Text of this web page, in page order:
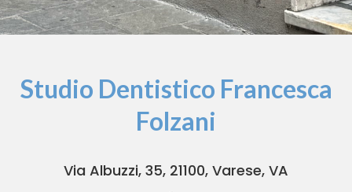
Studio Dentistico Francesca
Folzani
Via Albuzzi, 35, 21100, Varese, VA